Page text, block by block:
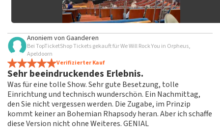
Anoniem von Gaanderen
Bei TopTicketShop Tickets gekauft für We Will Rock You in Orpheus,
Apeldoorn
Verifizierter Kauf
Sehr beeindruckendes Erlebnis.
Was für eine tolle Show. Sehr gute Besetzung, tolle
Einrichtung und technisch wunderschön. Ein Nachmittag,
den Sie nicht vergessen werden. Die Zugabe, im Prinzip
kommt keiner an Bohemian Rhapsody heran. Aber ich schaffe
diese Version nicht ohne Weiteres. GENIAL